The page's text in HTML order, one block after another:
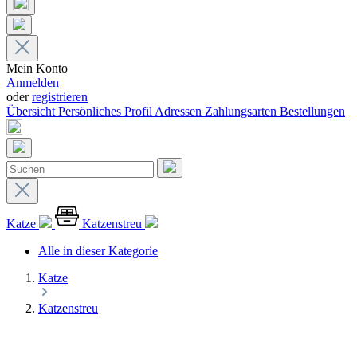
Mein Konto
Anmelden
oderregistrieren
Übersicht Persönliches Profil Adressen Zahlungsarten Bestellungen
Katze
Katzenstreu
Alle in dieser Kategorie
Katze
Katzenstreu